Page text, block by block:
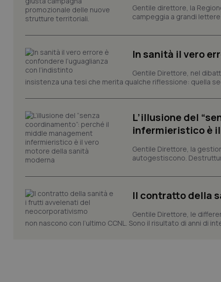
Gentile direttore, la
campeggia a grandi lettere
In sanità il vero
Gentile Direttore, nel
insistenza una tesi che merita qualche riflessione: quella
L’illusione del
infermieristico è
Gentile Direttore, la
autogestiscono.
Il contratto della
Gentile Direttore, le
non nascono con l’ultimo CCNL. Sono il risultato di anni di
PHPSESSID
_ga_KM60CM4NPH
Nome
_ga_0VMQEQKQ1N